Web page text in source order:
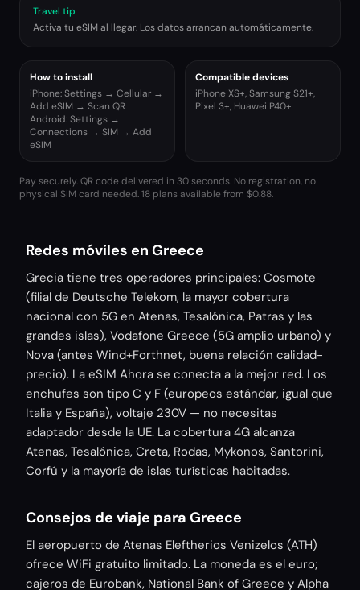
Travel tip
Activa tu eSIM al llegar. Los datos arrancan automáticamente.
How to install
iPhone: Settings → Cellular →
Add eSIM → Scan QR
Android: Settings →
Connections → SIM → Add
eSIM
Compatible devices
iPhone XS+, Samsung S21+,
Pixel 3+, Huawei P40+
Pay securely. QR code delivered in 30 seconds. No registration, no
physical SIM card needed.18 plans available from $0.88.
Redes móviles en Greece
Grecia tiene tres operadores principales: Cosmote
(filial de Deutsche Telekom, la mayor cobertura
nacional con 5G en Atenas, Tesalónica, Patras y las
grandes islas), Vodafone Greece (5G amplio urbano) y
Nova (antes Wind+Forthnet, buena relación calidad-
precio). La eSIM Ahora se conecta a la mejor red. Los
enchufes son tipo C y F (europeos estándar, igual que
Italia y España), voltaje 230V — no necesitas
adaptador desde la UE. La cobertura 4G alcanza
Atenas, Tesalónica, Creta, Rodas, Mykonos, Santorini,
Corfú y la mayoría de islas turísticas habitadas.
Consejos de viaje para Greece
El aeropuerto de Atenas Eleftherios Venizelos (ATH)
ofrece WiFi gratuito limitado. La moneda es el euro;
cajeros de Eurobank, National Bank of Greece y Alpha